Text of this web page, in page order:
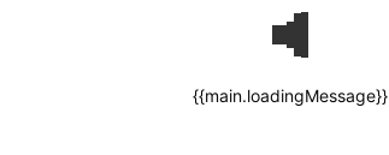
{{main.loadingMessage}}